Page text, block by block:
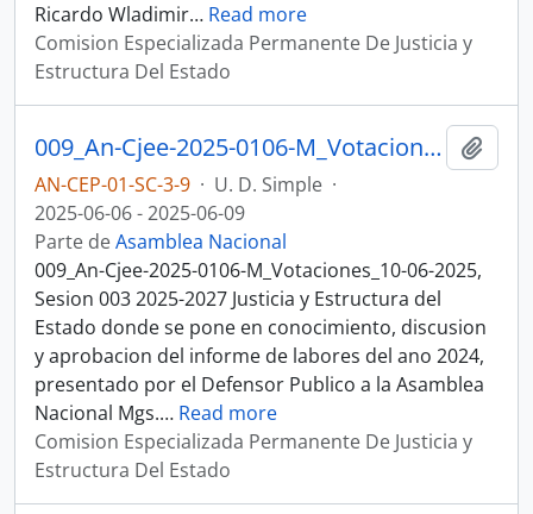
Ricardo Wladimir… Read more
Comision Especializada Permanente De Justicia y
Estructura Del Estado
009_An-Cjee-2025-0106-M_Votaciones_10-06-2025, Sesion 003 Justicia y Estructura del Estado
AN-CEP-01-SC-3-9 · U. D. Simple ·
2025-06-06 - 2025-06-09
Parte deAsamblea Nacional
009_An-Cjee-2025-0106-M_Votaciones_10-06-2025,
Sesion 003 2025-2027 Justicia y Estructura del
Estado donde se pone en conocimiento, discusion
y aprobacion del informe de labores del ano 2024,
presentado por el Defensor Publico a la Asamblea
Nacional Mgs.… Read more
Comision Especializada Permanente De Justicia y
Estructura Del Estado